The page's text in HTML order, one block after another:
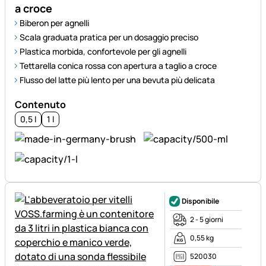
a croce
Biberon per agnelli
Scala graduata pratica per un dosaggio preciso
Plastica morbida, confortevole per gli agnelli
Tettarella conica rossa con apertura a taglio a croce
Flusso del latte più lento per una bevuta più delicata
Contenuto
0,5 l 1 l
Disponibile
2 - 5 giorni
0,55 kg
520030